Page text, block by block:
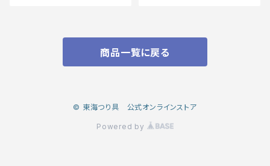
商品一覧に戻る
© 東海つり具 公式オンラインストア
Powered by